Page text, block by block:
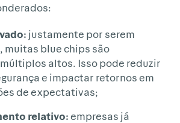
justamente por serem
muitas blue chips são
altos. Isso pode reduzir
e impactar retornos em
de expectativas;
relativo:empresas já